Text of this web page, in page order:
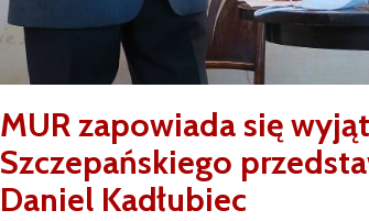
MUR zapowiada się
Szczepańskiego
Daniel Kadłubiec